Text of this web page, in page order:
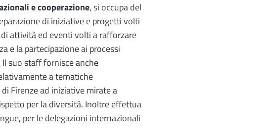
e cooperazione, si occupa del
di iniziative e progetti volti
attività ed eventi volti a rafforzare
e la partecipazione ai processi
suo staff fornisce anche
a tematiche
Firenze ad iniziative mirate a
per la diversità. Inoltre effettua
per le delegazioni internazionali